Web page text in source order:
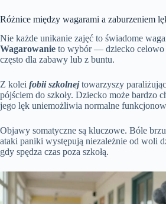
Różnice między wagarami a zaburzeniem
Nie każde unikanie zajęć to świadome
Wagarowanie to wybór — dziecko celowo
często dla zabawy lub z buntu.
Z kolei fobii szkolnejtowarzyszy
pójściem do szkoły. Dziecko może bardzo
jego lęk uniemożliwia normalne
Objawy somatyczne są kluczowe. Bóle
ataki paniki występują niezależnie od woli
gdy spędza czas poza szkołą.